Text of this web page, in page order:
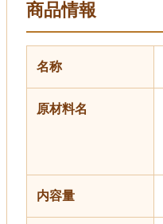
商品情報
名称
原材料名
内容量